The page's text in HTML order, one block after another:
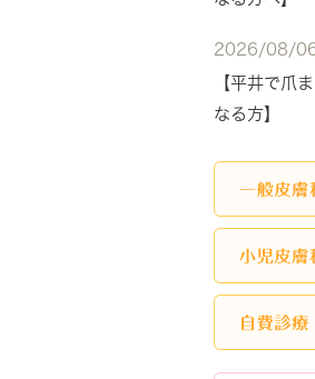
2026/08/
【平井で爪
なる方】